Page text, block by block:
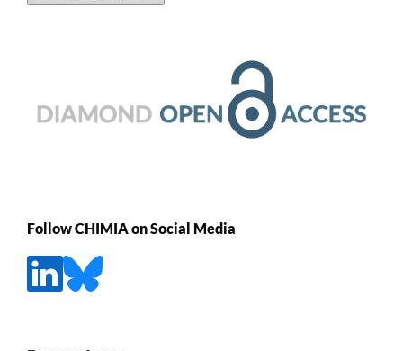
Follow CHIMIA on Social Media